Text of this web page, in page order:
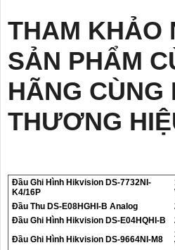
THAM KHẢO
SẢN PHẨM
HÃNG CÙNG
THƯƠNG
Đầu Ghi Hình Hikvision DS-7732NI-
K4/16P
Đầu Thu DS-E08HGHI-B Analog
Đầu Ghi Hình Hikvision DS-E04HQHI-B
Đầu Ghi Hình Hikvision DS-9664NI-M8